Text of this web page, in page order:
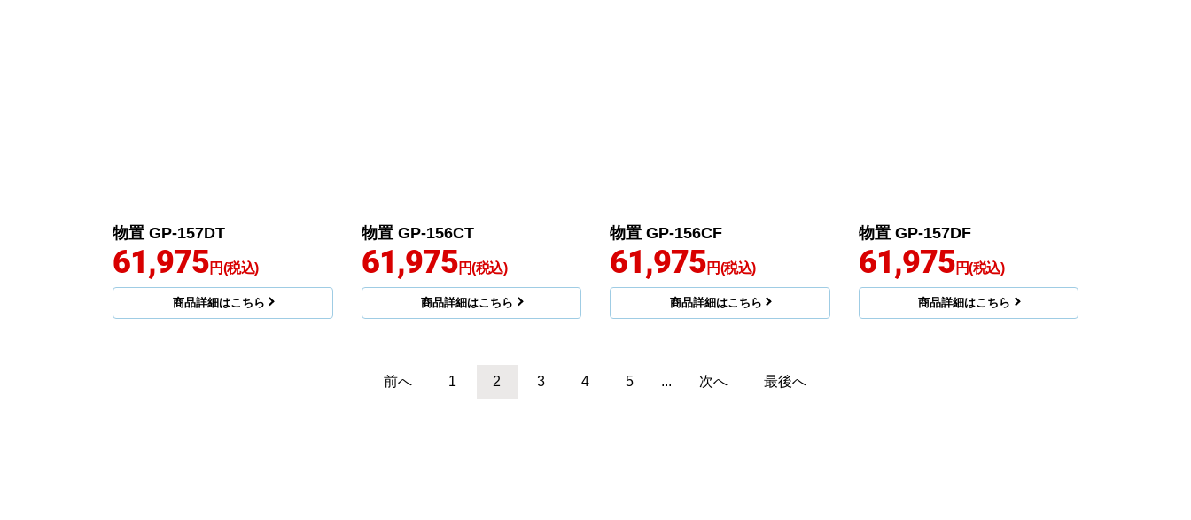
物置 GP-157DT
61,975円(税込)
商品詳細はこちら
物置 GP-156CT
61,975円(税込)
商品詳細はこちら
物置 GP-156CF
61,975円(税込)
商品詳細はこちら
物置 GP-157DF
61,975円(税込)
商品詳細はこちら
前へ 1 2 3 4 5 ... 次へ 最後へ